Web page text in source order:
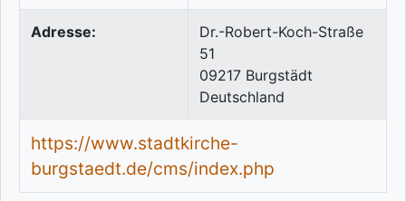
Adresse:
Dr.-Robert-Koch-Straße
51
09217 Burgstädt
Deutschland
https://www.stadtkirche-
burgstaedt.de/cms/index.php